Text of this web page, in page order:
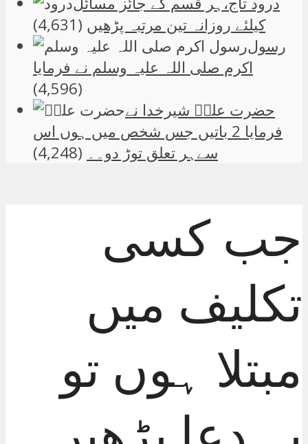
کیلئے روزانہ تین مرتبہ پڑھیں (4,631)
رسول
اکرم صلی اللہ علیہ وسلم نے فرمایا
(4,596)
حضرت علیؑ شیرخدا نے
فرمایا 2 باتیں جس شخص میں ہوں اس
سےہر تعلق توڑ دو۔۔ (4,248)
جب کسی
تکلیف میں
مبتلا ہوں تو